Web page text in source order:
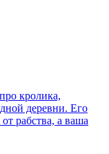
кролика,
деревни. Его
рабства, а ваша